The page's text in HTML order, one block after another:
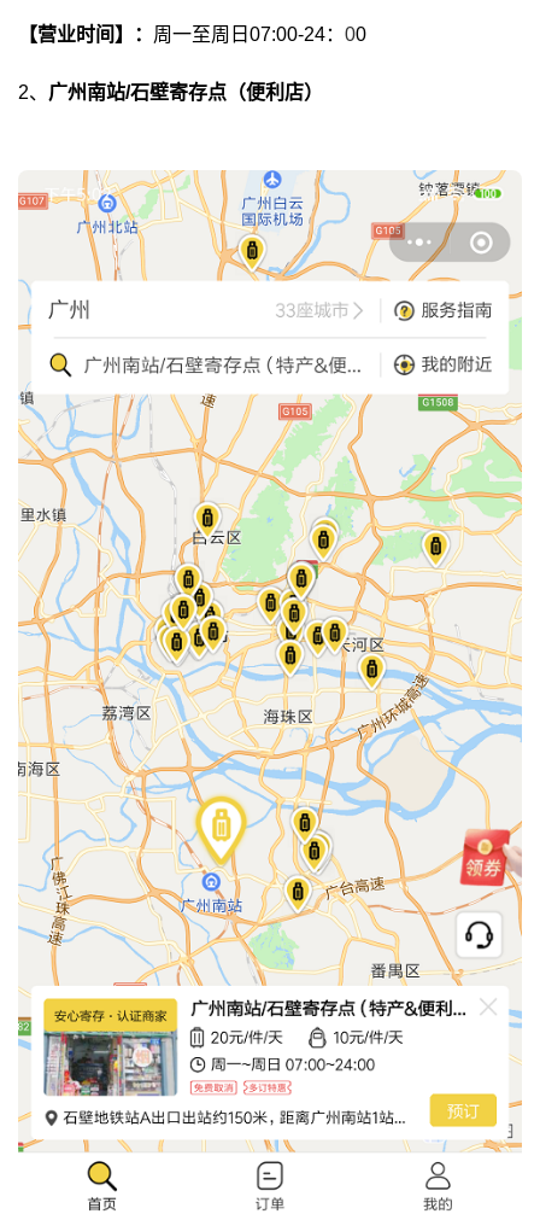
【营业时间】： 周一至周日07:00-24： 00
2、 广州南站/石壁寄存点（便利店）